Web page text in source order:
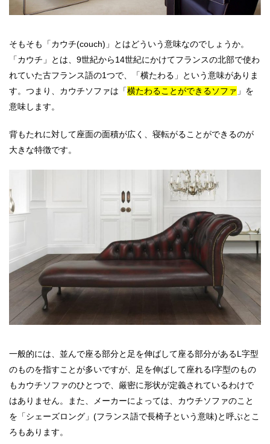
そもそも「カウチ(couch)」とはどういう意味なのでしょうか。
「カウチ」とは、9世紀から14世紀にかけてフランスの北部で使わ
れていた古フランス語の1つで、「横たわる」という意味がありま
す。つまり、カウチソファは「横たわることができるソファ 」を
意味します。
背もたれに対して座面の面積が広く、寝転がることができるのが
大きな特徴です。
一般的には、並んで座る部分と足を伸ばして座る部分があるL字型
のものを指すことが多いですが、足を伸ばして座れるI字型のもの
もカウチソファのひとつで、厳密に形状が定義されているわけで
はありません。また、メーカーによっては、カウチソファのこと
を「シェーズロング」(フランス語で長椅子という意味)と呼ぶとこ
ろもあります。